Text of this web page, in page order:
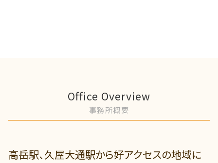
Office Overview
事務所概要
高岳駅、久屋大通駅から好アクセスの地域に